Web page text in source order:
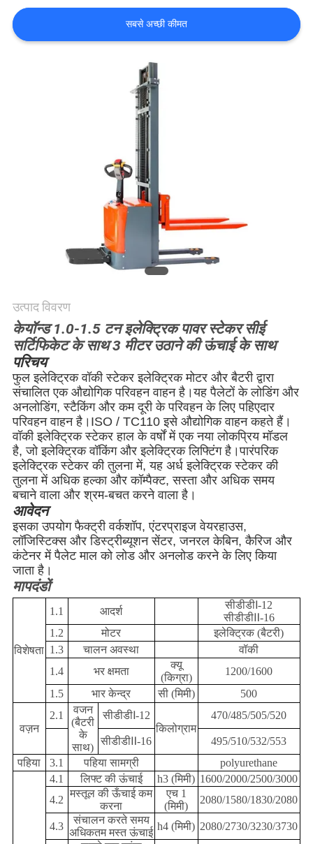
संपर्क
करें
PRIVACY
POLICY
सबसे अच्छी कीमत
उत्पाद विवरण
केयॉन्ड 1.0-1.5 टन इलेक्ट्रिक पावर स्टेकर सीई
सर्टिफिकेट के साथ 3 मीटर उठाने की ऊंचाई के साथ
परिचय
फुल इलेक्ट्रिक वॉकी स्टेकर इलेक्ट्रिक मोटर और बैटरी द्वारा
संचालित एक औद्योगिक परिवहन वाहन है।यह पैलेटों के लोडिंग और
अनलोडिंग, स्टैकिंग और कम दूरी के परिवहन के लिए पहिएदार
परिवहन वाहन है।ISO / TC110 इसे औद्योगिक वाहन कहते हैं।
वॉकी इलेक्ट्रिक स्टेकर हाल के वर्षों में एक नया लोकप्रिय मॉडल
है, जो इलेक्ट्रिक वॉकिंग और इलेक्ट्रिक लिफ्टिंग है।पारंपरिक
इलेक्ट्रिक स्टेकर की तुलना में, यह अर्ध इलेक्ट्रिक स्टेकर की
तुलना में अधिक हल्का और कॉम्पैक्ट, सस्ता और अधिक समय
बचाने वाला और श्रम-बचत करने वाला है।
आवेदन
इसका उपयोग फैक्ट्री वर्कशॉप, एंटरप्राइज वेयरहाउस,
लॉजिस्टिक्स और डिस्ट्रीब्यूशन सेंटर, जनरल केबिन, कैरिज और
कंटेनर में पैलेट माल को लोड और अनलोड करने के लिए किया
जाता है।
मापदंडों
विशेषता
1.1 आदर्श
सीडीडीⅠ-12
सीडीडीⅡ-16
1.2
मोटर
इलेक्ट्रिक (बैटरी)
1.3
चालन अवस्था
वॉकी
1.4
भर क्षमता
क्यू
(किग्रा)
1200/1600
1.5
भार केन्द्र सी (मिमी) 500
वज़न
2.1
वजन
(बैटरी
के
साथ)
सीडीडीⅠ-12
किलोग्राम
470/485/505/520
सीडीडीⅡ-16
495/510/532/553
पहिया
3.1 पहिया सामग्री polyurethane
4.1 लिफ्ट की ऊंचाई h3 (मिमी) 1600/2000/2500/3000
4.2
मस्तूल की ऊँचाई कम
करना
एच 1
(मिमी)
2080/1580/1830/2080
4.3
संचालन करते समय
अधिकतम मस्त ऊंचाई
h4 (मिमी) 2080/2730/3230/3730